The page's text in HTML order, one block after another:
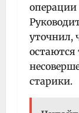
операции
уточнил,
остаются
старики.